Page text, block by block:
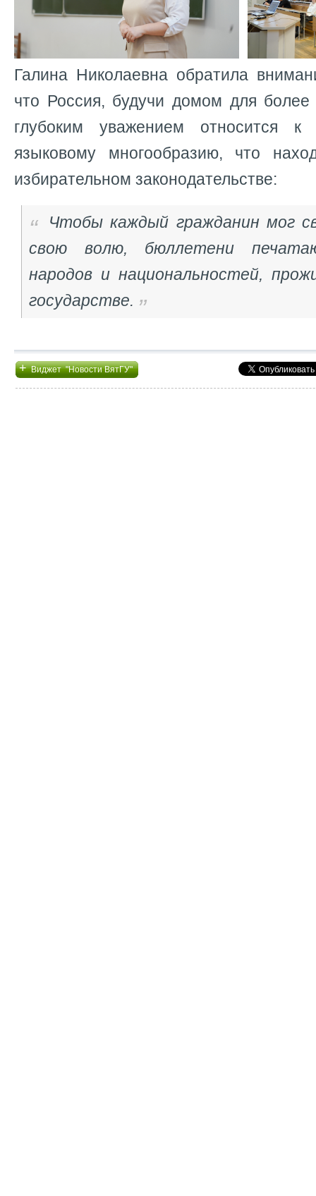
Галина Николаевна обратила
что Россия, будучи домом для
глубоким уважением относится
языковому многообразию, что
избирательном законодательстве:
Чтобы каждый гражданин мог
свою волю, бюллетени
народов и национальностей,
государстве.
+Виджет "Новости ВятГУ"